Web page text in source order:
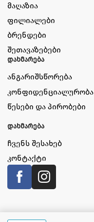
მაღაზია
ფილიალები
ბრენდები
შეთავაზებები
დახმარება
ანგარიშსწორება
კონფიდენციალურობა
წესები და პირობები
დახმარება
ჩვენს შესახებ
კონტაქტი